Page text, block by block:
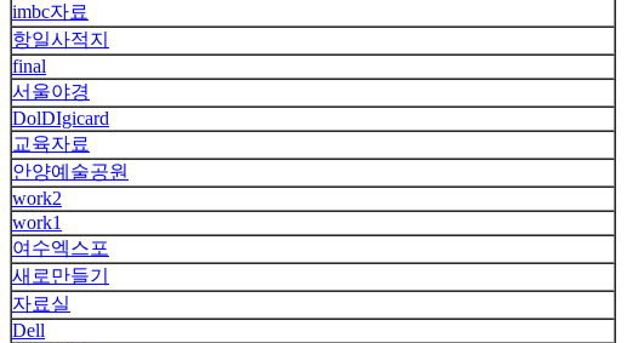
imbc자료
항일사적지
final
서울야경
DolDIgicard
교육자료
안양예술공원
work2
work1
여수엑스포
새로만들기
자료실
Dell